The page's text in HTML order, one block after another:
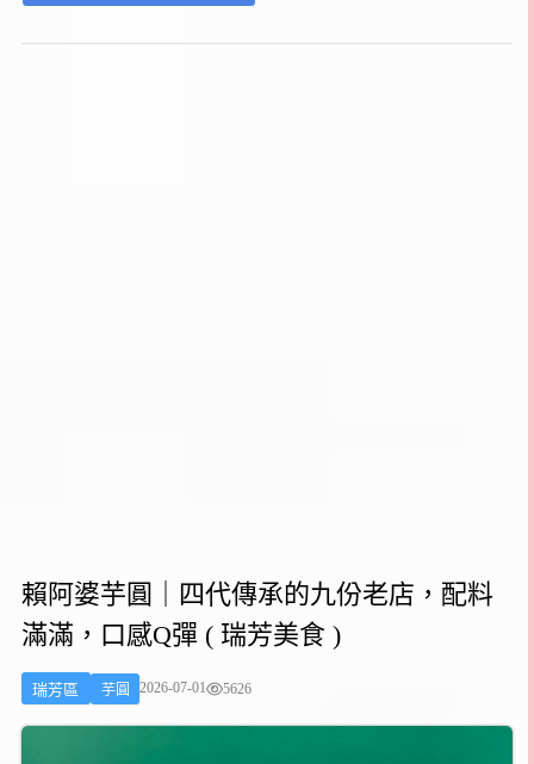
賴阿婆芋圓｜四代傳承的九份老店，配料
滿滿，口感Q彈 ( 瑞芳美食 )
瑞芳區 芋圓 2026-07-01 5626